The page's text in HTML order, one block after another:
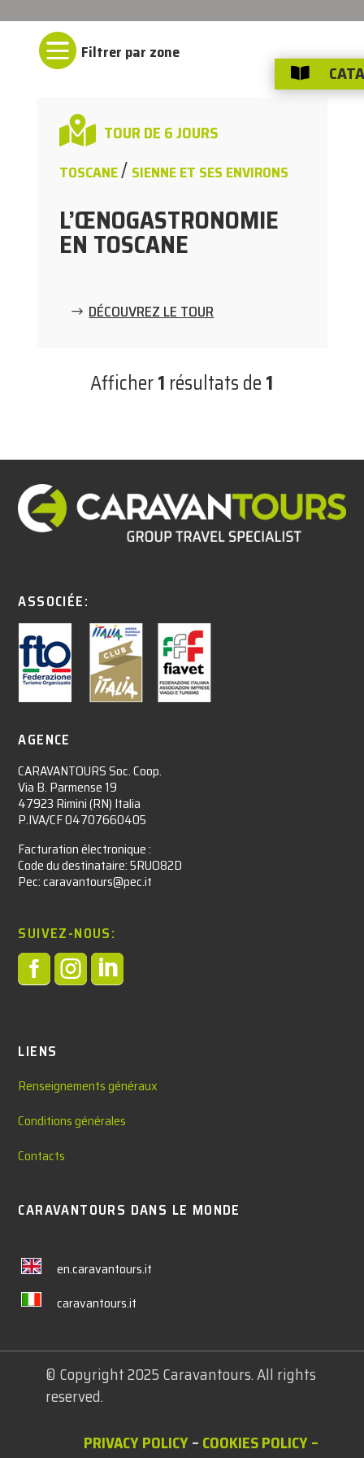

 TOUR DE 6 JOURS
TOSCANE/ SIENNE ET SES ENVIRONS
L’ŒNOGASTRONOMIE
EN TOSCANE
DÉCOUVREZ LE TOUR
Afficher1 résultats de1
ASSOCIÉE:
AGENCE
CARAVANTOURS Soc. Coop.
Via B. Parmense 19
47923 Rimini (RN) Italia
P.IVA/CF 04707660405
Facturation électronique :​
Code du destinataire: 5RUO82D
Pec: caravantours@pec.it
SUIVEZ-NOUS:

LIENS
Renseignements généraux
Conditions générales
Contacts
CARAVANTOURS DANS LE MONDE
en.caravantours.it
caravantours.it
© Copyright 2025 Caravantours. All rights
reserved.
PRIVACY POLICY– COOKIES POLICY–
